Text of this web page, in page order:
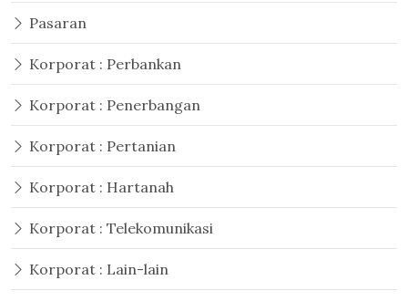
Pasaran
Korporat : Perbankan
Korporat : Penerbangan
Korporat : Pertanian
Korporat : Hartanah
Korporat : Telekomunikasi
Korporat : Lain-lain